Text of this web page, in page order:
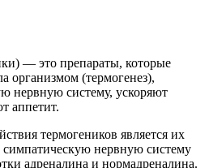
— это препараты, которые
организмом (термогенез),
нервную систему, ускоряют
аппетит.
термогеников является их
симпатическую нервную систему
адреналина и нормадреналина.